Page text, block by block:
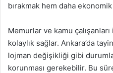
bırakmak hem daha
Memurlar ve kamu
kolaylık sağlar. Ankara’da
lojman değişikliği gibi
korunması gerekebilir. Bu